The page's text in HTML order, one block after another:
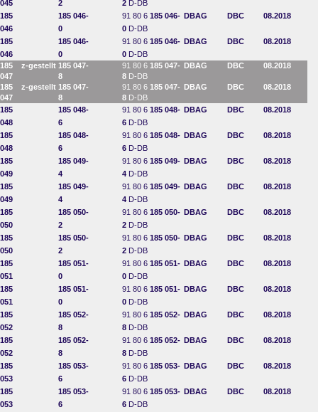
045 2 2 D-DB
185
046
185 046-
0
91 80 6 185 046-
0 D-DB
DBAG DBC 08.2018
185
046
185 046-
0
91 80 6 185 046-
0 D-DB
DBAG DBC 08.2018
185
047
z-gestellt 185 047-
8
91 80 6 185 047-
8 D-DB
DBAG DBC 08.2018
185
047
z-gestellt 185 047-
8
91 80 6 185 047-
8 D-DB
DBAG DBC 08.2018
185
048
185 048-
6
91 80 6 185 048-
6 D-DB
DBAG DBC 08.2018
185
048
185 048-
6
91 80 6 185 048-
6 D-DB
DBAG DBC 08.2018
185
049
185 049-
4
91 80 6 185 049-
4 D-DB
DBAG DBC 08.2018
185
049
185 049-
4
91 80 6 185 049-
4 D-DB
DBAG DBC 08.2018
185
050
185 050-
2
91 80 6 185 050-
2 D-DB
DBAG DBC 08.2018
185
050
185 050-
2
91 80 6 185 050-
2 D-DB
DBAG DBC 08.2018
185
051
185 051-
0
91 80 6 185 051-
0 D-DB
DBAG DBC 08.2018
185
051
185 051-
0
91 80 6 185 051-
0 D-DB
DBAG DBC 08.2018
185
052
185 052-
8
91 80 6 185 052-
8 D-DB
DBAG DBC 08.2018
185
052
185 052-
8
91 80 6 185 052-
8 D-DB
DBAG DBC 08.2018
185
053
185 053-
6
91 80 6 185 053-
6 D-DB
DBAG DBC 08.2018
185
053
185 053-
6
91 80 6 185 053-
6 D-DB
DBAG DBC 08.2018